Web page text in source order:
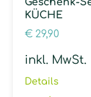
Geschenk-
KÜCHE
€ 29,90
inkl. MwSt.
Details